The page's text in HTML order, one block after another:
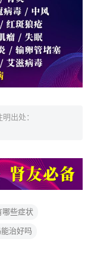
出处：
哪些症状
治好吗